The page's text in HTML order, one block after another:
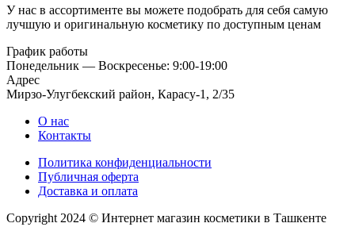
У нас в ассортименте вы можете подобрать для себя самую
лучшую и оригинальную косметику по доступным ценам
График работы
Понедельник — Воскресенье: 9:00-19:00
Адрес
Мирзо-Улугбекский район, Карасу-1, 2/35
О нас
Контакты
Политика конфиденциальности
Публичная оферта
Доставка и оплата
Copyright 2024 © Интернет магазин косметики в Ташкенте